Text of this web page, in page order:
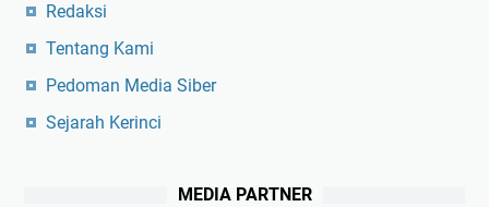
Redaksi
Tentang Kami
Pedoman Media Siber
Sejarah Kerinci
MEDIA PARTNER